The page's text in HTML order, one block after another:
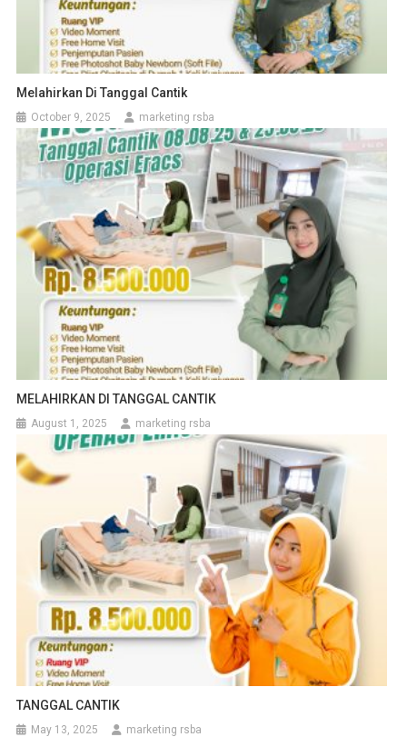
Melahirkan Di Tanggal Cantik
October 9, 2025 marketing rsba
MELAHIRKAN DI TANGGAL CANTIK
August 1, 2025 marketing rsba
TANGGAL CANTIK
May 13, 2025 marketing rsba